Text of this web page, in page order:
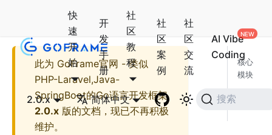
快
速
开
始
开
发
手
册
社
区
教
程
社
区
案
例
社
区
交
流
AI Vibe
Coding
2.0.x 简体中文 搜索
此为 GoFrame官网 - 类似
PHP-Laravel,Java-
SpringBoot的Go语言开发框架
2.0.x 版的文档，现已不再积极
维护。
核心
模块